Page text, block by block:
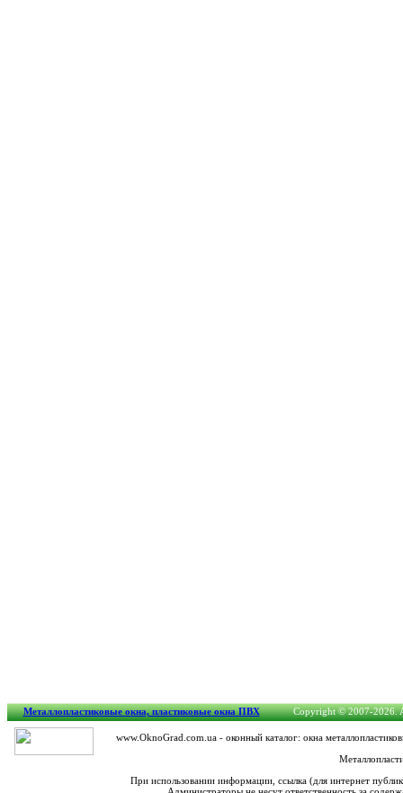
Металлопластиковые окна, пластиковые окна ПВХ Copyright © 2007-2026.
www.OknoGrad.com.ua - оконный каталог: окна
При использовании информации, ссылка (для интернет